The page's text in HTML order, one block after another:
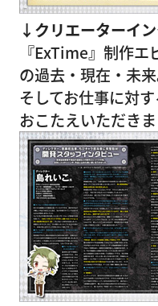
↓クリエーターイ
『ExTime』制作
の過去・現在・未来
そしてお仕事に対
おこたえいただきま